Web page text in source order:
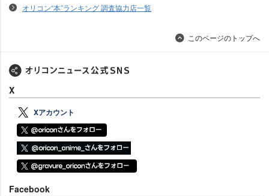
オリコン“本”ランキング 調査協力店一覧
このページのトップへ
X
Xアカウント
Facebook